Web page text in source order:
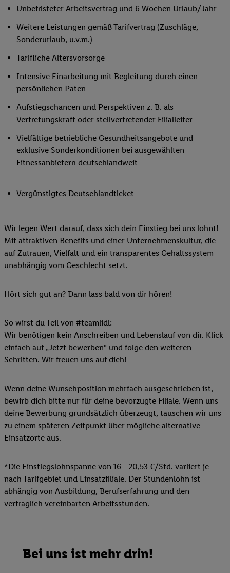
Unbefristeter Arbeitsvertrag und 6 Wochen Urlaub/Jahr
Weitere Leistungen gemäß Tarifvertrag (Zuschläge,
Sonderurlaub, u.v.m.)
Tarifliche Altersvorsorge
Intensive Einarbeitung mit Begleitung durch einen
persönlichen Paten
Aufstiegschancen und Perspektiven z. B. als
Vertretungskraft oder stellvertretender Filialleiter
Vielfältige betriebliche Gesundheitsangebote und
exklusive Sonderkonditionen bei ausgewählten
Fitnessanbietern deutschlandweit
Vergünstigtes Deutschlandticket
Wir legen Wert darauf, dass sich dein Einstieg bei uns lohnt!
Mit attraktiven Benefits und einer Unternehmenskultur, die
auf Zutrauen, Vielfalt und ein transparentes Gehaltssystem
unabhängig vom Geschlecht setzt.
Hört sich gut an? Dann lass bald von dir hören!
So wirst du Teil von #teamlidl:
Wir benötigen kein Anschreiben und Lebenslauf von dir. Klick
einfach auf „Jetzt bewerben“ und folge den weiteren
Schritten. Wir freuen uns auf dich!
Wenn deine Wunschposition mehrfach ausgeschrieben ist,
bewirb dich bitte nur für deine bevorzugte Filiale. Wenn uns
deine Bewerbung grundsätzlich überzeugt, tauschen wir uns
zu einem späteren Zeitpunkt über mögliche alternative
Einsatzorte aus.
*Die Einstiegslohnspanne von 16 - 20,53 €/Std. variiert je
nach Tarifgebiet und Einsatzfiliale. Der Stundenlohn ist
abhängig von Ausbildung, Berufserfahrung und den
vertraglich vereinbarten Arbeitsstunden.
Bei uns ist mehr drin!